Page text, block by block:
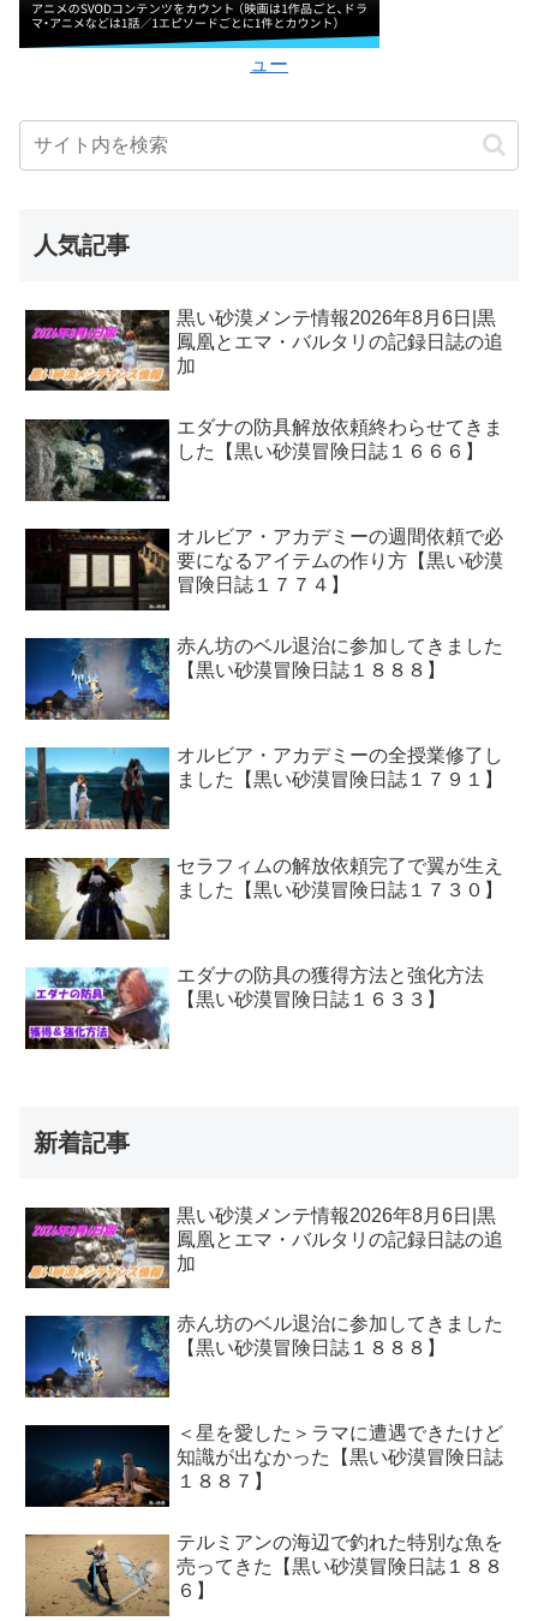
ュー
人気記事
黒い砂漠メンテ情報2026年8月6日|黒
鳳凰とエマ・バルタリの記録日誌の追
加
エダナの防具解放依頼終わらせてきま
した【黒い砂漠冒険日誌１６６６】
オルビア・アカデミーの週間依頼で必
要になるアイテムの作り方【黒い砂漠
冒険日誌１７７４】
赤ん坊のベル退治に参加してきました
【黒い砂漠冒険日誌１８８８】
オルビア・アカデミーの全授業修了し
ました【黒い砂漠冒険日誌１７９１】
セラフィムの解放依頼完了で翼が生え
ました【黒い砂漠冒険日誌１７３０】
エダナの防具の獲得方法と強化方法
【黒い砂漠冒険日誌１６３３】
新着記事
黒い砂漠メンテ情報2026年8月6日|黒
鳳凰とエマ・バルタリの記録日誌の追
加
赤ん坊のベル退治に参加してきました
【黒い砂漠冒険日誌１８８８】
＜星を愛した＞ラマに遭遇できたけど
知識が出なかった【黒い砂漠冒険日誌
１８８７】
テルミアンの海辺で釣れた特別な魚を
売ってきた【黒い砂漠冒険日誌１８８
６】